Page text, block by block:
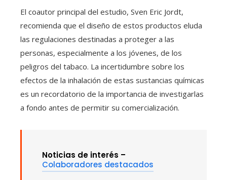
El coautor principal del estudio, Sven Eric Jordt,
recomienda que el diseño de estos productos eluda
las regulaciones destinadas a proteger a las
personas, especialmente a los jóvenes, de los
peligros del tabaco. La incertidumbre sobre los
efectos de la inhalación de estas sustancias químicas
es un recordatorio de la importancia de investigarlas
a fondo antes de permitir su comercialización.
Noticias de interés –
Colaboradores destacados